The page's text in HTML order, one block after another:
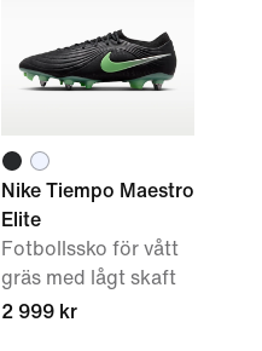
Nike Tiempo Maestro
Elite
Fotbollssko för vått
gräs med lågt skaft
2 999 kr